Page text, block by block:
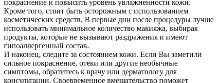
покраснение и повысить уровень увлажненности кожи.
Кроме того, стоит быть осторожным с использованием
косметических средств. В первые дни после процедуры лучше
использовать минимальное количество макияжа, выбирая
продукты, которые не вызывают раздражения и имеют
гипоаллергенный состав.
И наконец, следите за состоянием кожи. Если Вы заметили
сильное покраснение, отеки или другие необычные
симптомы, обратитесь к врачу или дерматологу для
консультации. Своевременное вмешательство поможет